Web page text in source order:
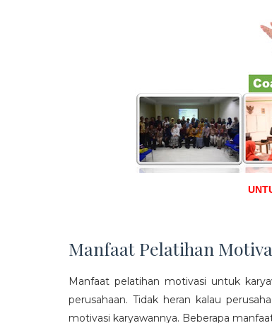
Manfaat Pelatihan
Manfaat pelatihan motivasi untuk
perusahaan. Tidak heran kalau
motivasi karyawannya. Beberapa